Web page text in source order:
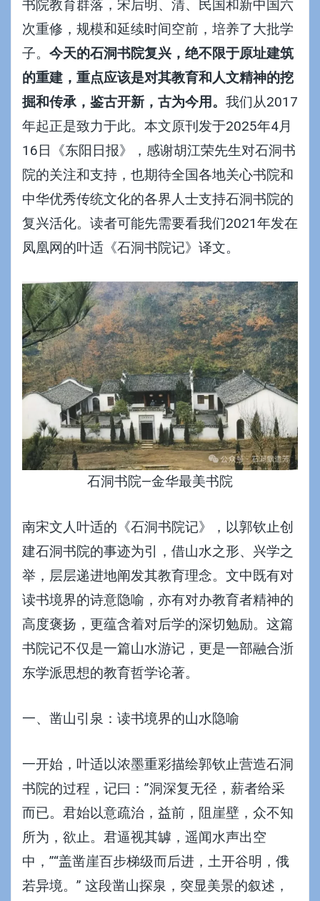
书院教育群落，宋后明、清、民国和新中国六
次重修，规模和延续时间空前，培养了大批学
子。 今天的石洞书院复兴，绝不限于原址建筑
的重建，重点应该是对其教育和人文精神的挖
掘和传承，鉴古开新，古为今用。 我们从2017
年起正是致力于此。本文原刊发于2025年4月
16日《东阳日报》，感谢胡江荣先生对石洞书
院的关注和支持，也期待全国各地关心书院和
中华优秀传统文化的各界人士支持石洞书院的
复兴活化。读者可能先需要看我们2021年发在
凤凰网的叶适《石洞书院记》 译文。
石洞书院—金华最美书院
南宋文人叶适的《石洞书院记》，以郭钦止创
建石洞书院的事迹为引，借山水之形、兴学之
举，层层递进地阐发其教育理念。文中既有对
读书境界的诗意隐喻，亦有对办教育者精神的
高度褒扬，更蕴含着对后学的深切勉励。这篇
书院记不仅是一篇山水游记，更是一部融合浙
东学派思想的教育哲学论著。
一、凿山引泉：读书境界的山水隐喻
一开始，叶适以浓墨重彩描绘郭钦止营造石洞
书院的过程，记曰：”洞深复无径，薪者给采
而已。君始以意疏治，益前，阻崖壁，众不知
所为，欲止。君逼视其罅，遥闻水声出空
中，”“盖凿崖百步梯级而后进，土开谷明，俄
若异境。” 这段凿山探泉，突显美景的叙述，